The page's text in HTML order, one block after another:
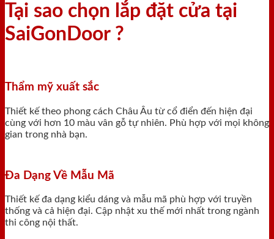
Tại sao chọn lắp đặt cửa tại
SaiGonDoor ?
Thẩm mỹ xuất sắc
Thiết kế theo phong cách Châu Âu từ cổ điển đến hiện đại
cùng với hơn 10 màu vân gỗ tự nhiên. Phù hợp với mọi không
gian trong nhà bạn.
Đa Dạng Về Mẫu Mã
Thiết kế đa dạng kiểu dáng và mẫu mã phù hợp với truyền
thống và cả hiện đại. Cập nhật xu thế mới nhất trong ngành
thi công nội thất.